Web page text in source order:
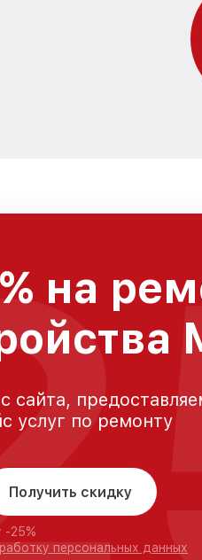
на
сайта,
услуг по ремонту
Получить скидку
-25%
персональных данных